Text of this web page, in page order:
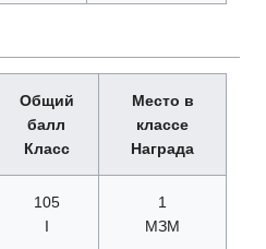
Общий
балл
Класс
Место в
классе
Награда
105
I
1
МЗМ